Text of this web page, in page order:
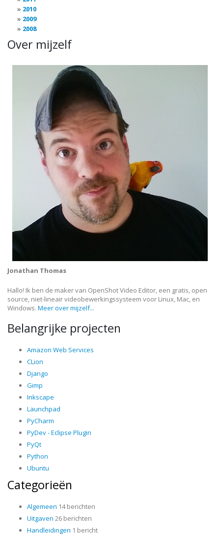
2010
2009
2008
Over mijzelf
Jonathan Thomas
Hallo! Ik ben de maker van OpenShot Video Editor, een gratis, open
source, niet-lineair videobewerkingssysteem voor Linux, Mac, en
Windows. Meer over mijzelf...
Belangrijke projecten
Amazon Web Services
CLion
Django
Gimp
Inkscape
Launchpad
PyCharm
PyDev - Eclipse Plugin
PyQt
Python
Ubuntu
Categorieën
Algemeen 14 berichten
Uitgaven 26 berichten
Handleidingen 1 bericht